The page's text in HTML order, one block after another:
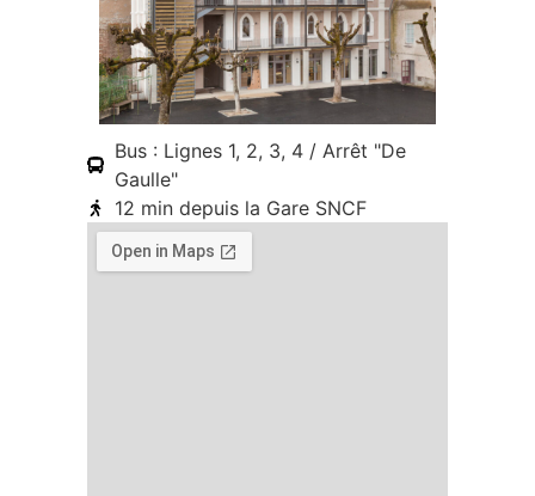
Bus : Lignes 1, 2, 3, 4 / Arrêt "De
Gaulle"
12 min depuis la Gare SNCF